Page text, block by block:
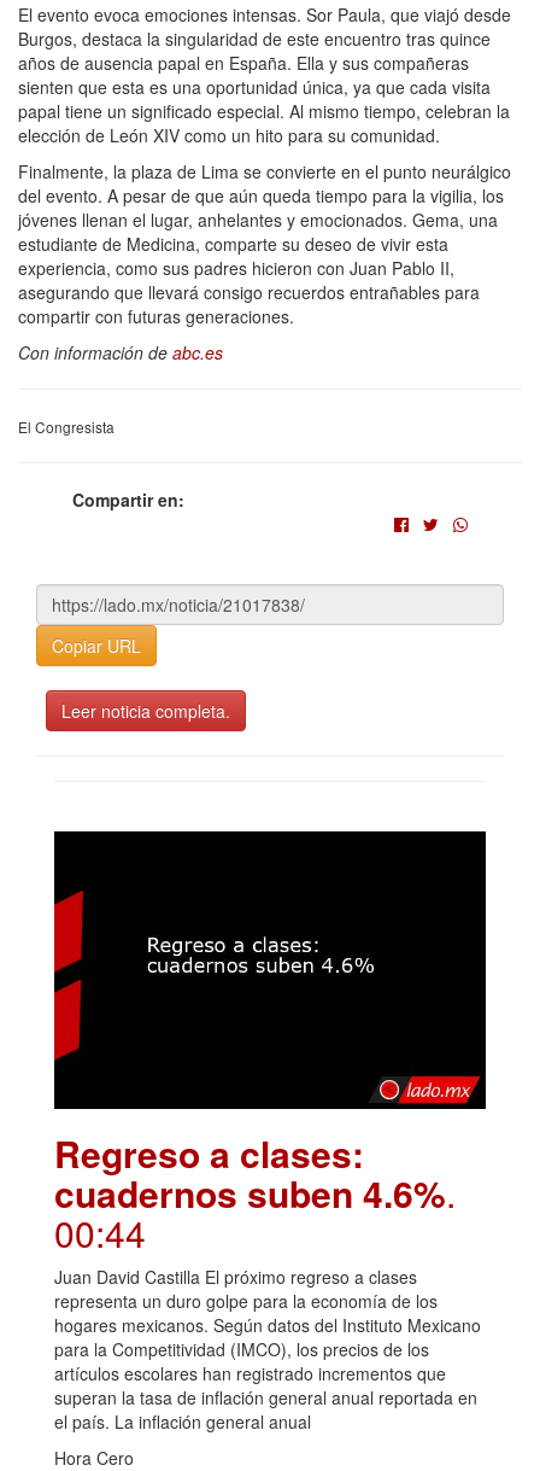
El evento evoca emociones intensas. Sor Paula, que viajó desde
Burgos, destaca la singularidad de este encuentro tras quince
años de ausencia papal en España. Ella y sus compañeras
sienten que esta es una oportunidad única, ya que cada visita
papal tiene un significado especial. Al mismo tiempo, celebran la
elección de León XIV como un hito para su comunidad.
Finalmente, la plaza de Lima se convierte en el punto neurálgico
del evento. A pesar de que aún queda tiempo para la vigilia, los
jóvenes llenan el lugar, anhelantes y emocionados. Gema, una
estudiante de Medicina, comparte su deseo de vivir esta
experiencia, como sus padres hicieron con Juan Pablo II,
asegurando que llevará consigo recuerdos entrañables para
compartir con futuras generaciones.
Con información de abc.es
El Congresista
Compartir en:
Copiar URL
Leer noticia completa.
Regreso a clases:
cuadernos suben 4.6%.
00:44
Juan David Castilla El próximo regreso a clases
representa un duro golpe para la economía de los
hogares mexicanos. Según datos del Instituto Mexicano
para la Competitividad (IMCO), los precios de los
artículos escolares han registrado incrementos que
superan la tasa de inflación general anual reportada en
el país. La inflación general anual
Hora Cero